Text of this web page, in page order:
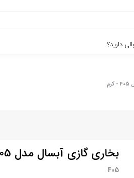
دارید؟
بخاری گازی آبسال مدل 405 - کرم
405